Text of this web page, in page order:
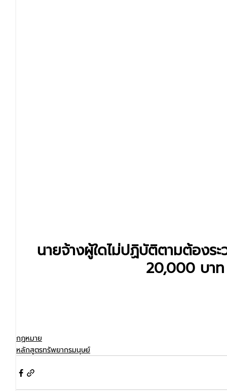
นายจ้างผู้ใดไม่ปฏิบัติตามต้องร
20,000 บาท
กฏหมาย
หลักสูตรทรัพยากรมนุษย์